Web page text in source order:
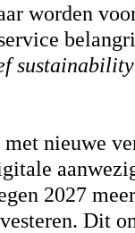
worden
nieuwe
2027
Dit